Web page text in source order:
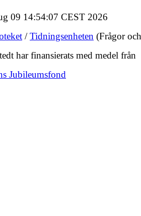
09 14:54:07 CEST 2026
/Tidningsenheten (Frågor
har finansierats med medel från
Jubileumsfond